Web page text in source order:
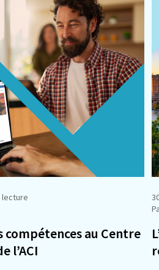
lecture
compétences au Centre
l’ACI